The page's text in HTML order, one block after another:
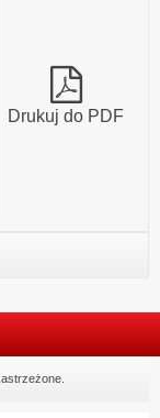
Drukuj do PDF